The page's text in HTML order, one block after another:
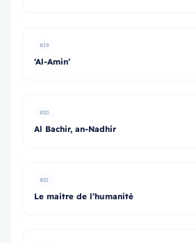
#19
‘Al-Amin’
#20
Al Bachir, an-Nadhir
#21
Le maitre de l’humanité